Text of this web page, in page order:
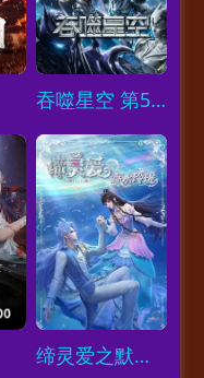
Loading... 吞噬星空 第5季
Loading... 缔灵爱之默水玲珑